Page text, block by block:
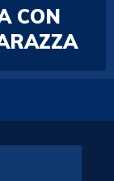
CON